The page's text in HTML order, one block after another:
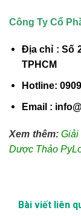
Công Ty Cổ
Địa chỉ : Số
TPHCM
Hotline:
Email :
Xem thêm: Giải
Dược Thảo
Bài viết liên